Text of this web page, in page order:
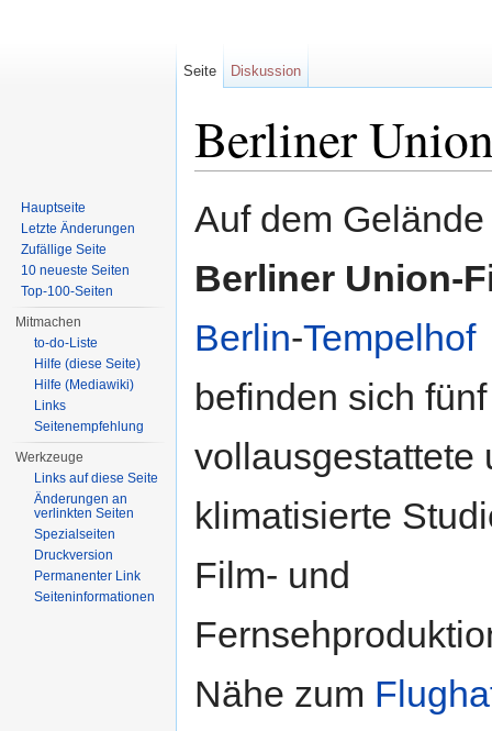
Berliner
Auf dem
Berliner Union-
Berlin-Tempelhof
befinden sich fünf
vollausgestattete
klimatisierte
Film- und
Nähe zum
Seite Diskussion
Hauptseite
Letzte Änderungen
Zufällige Seite
10 neueste Seiten
Top-100-Seiten
Mitmachen
to-do-Liste
Hilfe (diese Seite)
Hilfe (Mediawiki)
Links
Seitenempfehlung
Werkzeuge
Links auf diese Seite
Änderungen an
verlinkten Seiten
Spezialseiten
Druckversion
Permanenter Link
Seiteninformationen